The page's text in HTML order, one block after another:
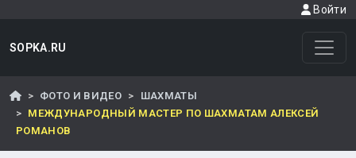
Войти
SOPKA.RU
ФОТО И ВИДЕО
ШАХМАТЫ
МЕЖДУНАРОДНЫЙ МАСТЕР ПО ШАХМАТАМ АЛЕКСЕЙ
РОМАНОВ